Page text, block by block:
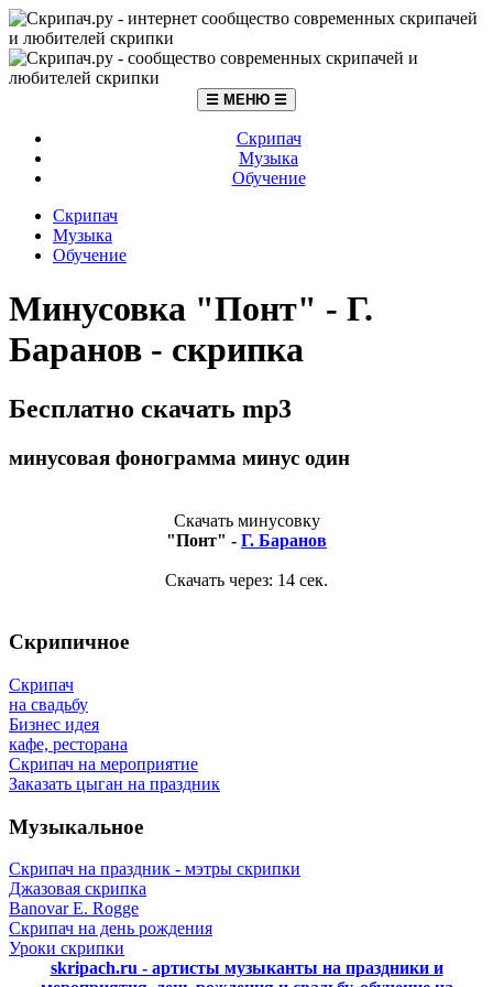
☰ МЕНЮ ☰
Скрипач
Музыка
Обучение
Скрипач
Музыка
Обучение
Минусовка "Понт" - Г.
Баранов - скрипка
Бесплатно скачать mp3
минусовая фонограмма минус один
Скачать минусовку
"Понт" - Г. Баранов
Скачать через: 14 сек.
Скрипичное
Скрипач
на свадьбу
Бизнес идея
кафе, ресторана
Скрипач на мероприятие
Заказать цыган на праздник
Музыкальное
Скрипач на праздник - мэтры скрипки
Джазовая скрипка
Banovar E. Rogge
Скрипач на день рождения
Уроки скрипки
skripach.ru - артисты музыканты на праздники и